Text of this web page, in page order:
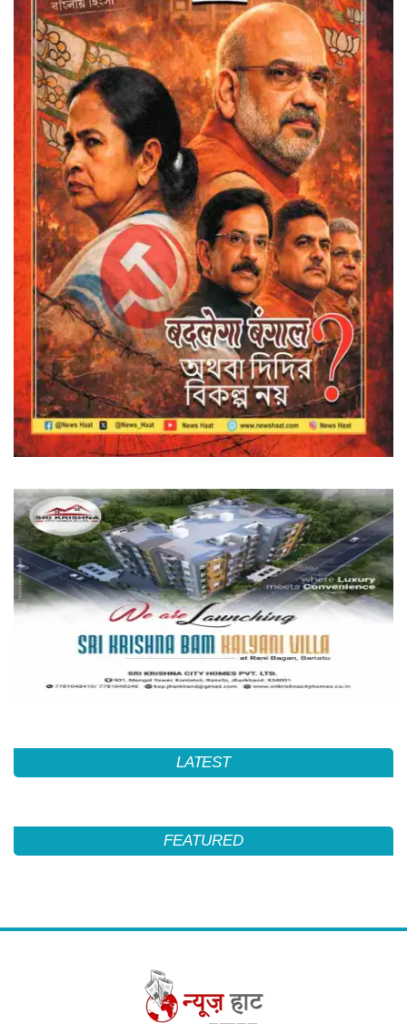
LATEST
FEATURED